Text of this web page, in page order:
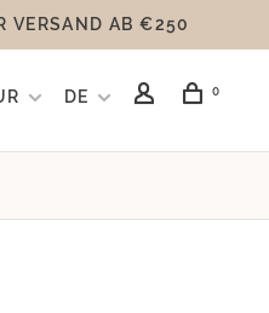
VERSAND AB €250
DE 0